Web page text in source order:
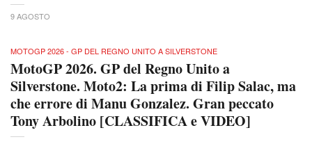
9 AGOSTO
MOTOGP 2026 - GP DEL REGNO UNITO A SILVERSTONE
MotoGP 2026. GP del Regno Unito a
Silverstone. Moto2: La prima di Filip Salac, ma
che errore di Manu Gonzalez. Gran peccato
Tony Arbolino [CLASSIFICA e VIDEO]